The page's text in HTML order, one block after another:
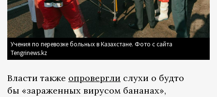
Учения по перевозке больных в Казахстане. Фото с сайта
Tengrinews.kz
Власти также опровергли слухи о будто
бы «зараженных вирусом бананах»,